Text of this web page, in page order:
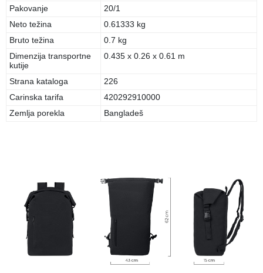
Pakovanje
20/1
Neto težina
0.61333 kg
Bruto težina
0.7 kg
Dimenzija transportne
kutije
0.435 x 0.26 x 0.61 m
Strana kataloga
226
Carinska tarifa
420292910000
Zemlja porekla
Bangladeš